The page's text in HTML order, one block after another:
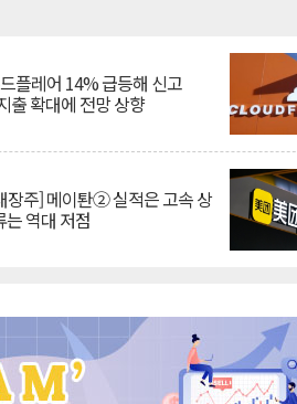
플레어 14% 급등해 신고
출 확대에 전망 상향
장주] 메이퇀② 실적은 고속 상
는 역대 저점